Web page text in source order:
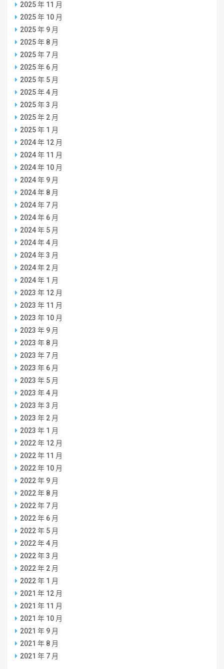
2025 年 11 月
2025 年 10 月
2025 年 9 月
2025 年 8 月
2025 年 7 月
2025 年 6 月
2025 年 5 月
2025 年 4 月
2025 年 3 月
2025 年 2 月
2025 年 1 月
2024 年 12 月
2024 年 11 月
2024 年 10 月
2024 年 9 月
2024 年 8 月
2024 年 7 月
2024 年 6 月
2024 年 5 月
2024 年 4 月
2024 年 3 月
2024 年 2 月
2024 年 1 月
2023 年 12 月
2023 年 11 月
2023 年 10 月
2023 年 9 月
2023 年 8 月
2023 年 7 月
2023 年 6 月
2023 年 5 月
2023 年 4 月
2023 年 3 月
2023 年 2 月
2023 年 1 月
2022 年 12 月
2022 年 11 月
2022 年 10 月
2022 年 9 月
2022 年 8 月
2022 年 7 月
2022 年 6 月
2022 年 5 月
2022 年 4 月
2022 年 3 月
2022 年 2 月
2022 年 1 月
2021 年 12 月
2021 年 11 月
2021 年 10 月
2021 年 9 月
2021 年 8 月
2021 年 7 月